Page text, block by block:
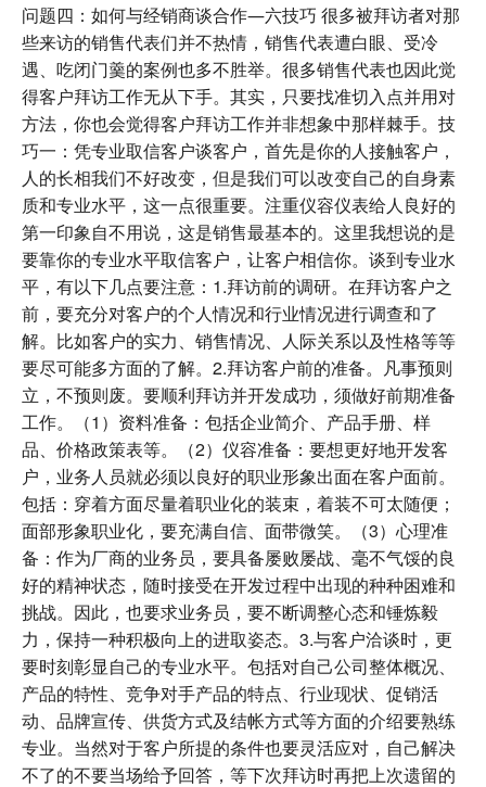
问题四：如何与经销商谈合作―六技巧 很多被拜访者对那
些来访的销售代表们并不热情，销售代表遭白眼、受冷
遇、吃闭门羹的案例也多不胜举。很多销售代表也因此觉
得客户拜访工作无从下手。其实，只要找准切入点并用对
方法，你也会觉得客户拜访工作并非想象中那样棘手。技
巧一：凭专业取信客户谈客户，首先是你的人接触客户，
人的长相我们不好改变，但是我们可以改变自己的自身素
质和专业水平，这一点很重要。注重仪容仪表给人良好的
第一印象自不用说，这是销售最基本的。这里我想说的是
要靠你的专业水平取信客户，让客户相信你。谈到专业水
平，有以下几点要注意：1.拜访前的调研。在拜访客户之
前，要充分对客户的个人情况和行业情况进行调查和了
解。比如客户的实力、销售情况、人际关系以及性格等等
要尽可能多方面的了解。2.拜访客户前的准备。凡事预则
立，不预则废。要顺利拜访并开发成功，须做好前期准备
工作。（1）资料准备：包括企业简介、产品手册、样
品、价格政策表等。（2）仪容准备：要想更好地开发客
户，业务人员就必须以良好的职业形象出面在客户面前。
包括：穿着方面尽量着职业化的装束，着装不可太随便；
面部形象职业化，要充满自信、面带微笑。（3）心理准
备：作为厂商的业务员，要具备屡败屡战、毫不气馁的良
好的精神状态，随时接受在开发过程中出现的种种困难和
挑战。因此，也要求业务员，要不断调整心态和锤炼毅
力，保持一种积极向上的进取姿态。3.与客户洽谈时，更
要时刻彰显自己的专业水平。包括对自己公司整体概况、
产品的特性、竞争对手产品的特点、行业现状、促销活
动、品牌宣传、供货方式及结帐方式等方面的介绍要熟练
专业。当然对于客户所提的条件也要灵活应对，自己解决
不了的不要当场给予回答，等下次拜访时再把上次遗留的